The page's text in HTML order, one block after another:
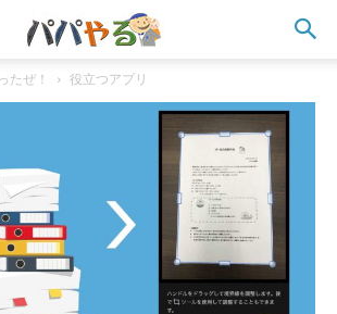
たぜ！ 役立つアプリ